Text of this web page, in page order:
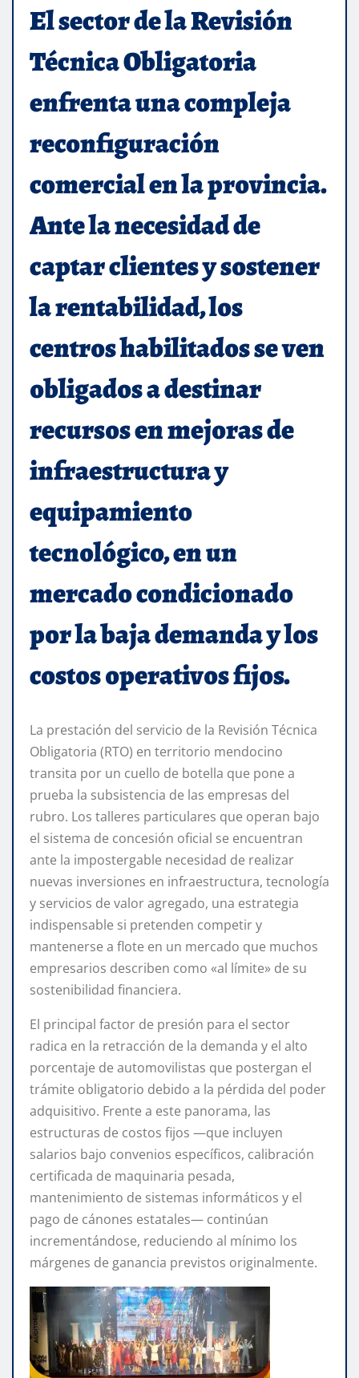
El sector de la Revisión
Técnica Obligatoria
enfrenta una compleja
reconfiguración
comercial en la provincia.
Ante la necesidad de
captar clientes y sostener
la rentabilidad, los
centros habilitados se ven
obligados a destinar
recursos en mejoras de
infraestructura y
equipamiento
tecnológico, en un
mercado condicionado
por la baja demanda y los
costos operativos fijos.
La prestación del servicio de la Revisión Técnica
Obligatoria (RTO) en territorio mendocino
transita por un cuello de botella que pone a
prueba la subsistencia de las empresas del
rubro. Los talleres particulares que operan bajo
el sistema de concesión oficial se encuentran
ante la impostergable necesidad de realizar
nuevas inversiones en infraestructura, tecnología
y servicios de valor agregado, una estrategia
indispensable si pretenden competir y
mantenerse a flote en un mercado que muchos
empresarios describen como «al límite» de su
sostenibilidad financiera.
El principal factor de presión para el sector
radica en la retracción de la demanda y el alto
porcentaje de automovilistas que postergan el
trámite obligatorio debido a la pérdida del poder
adquisitivo. Frente a este panorama, las
estructuras de costos fijos —que incluyen
salarios bajo convenios específicos, calibración
certificada de maquinaria pesada,
mantenimiento de sistemas informáticos y el
pago de cánones estatales— continúan
incrementándose, reduciendo al mínimo los
márgenes de ganancia previstos originalmente.